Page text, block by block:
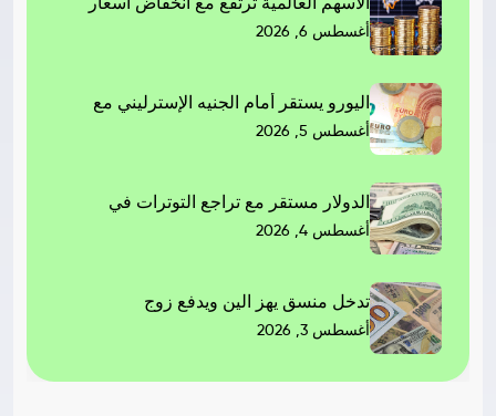
الأسهم العالمية ترتفع مع انخفاض أسعار
أغسطس 6, 2026
اليورو يستقر أمام الجنيه الإسترليني مع
أغسطس 5, 2026
الدولار مستقر مع تراجع التوترات في
أغسطس 4, 2026
تدخل منسق يهز الين ويدفع زوج
أغسطس 3, 2026